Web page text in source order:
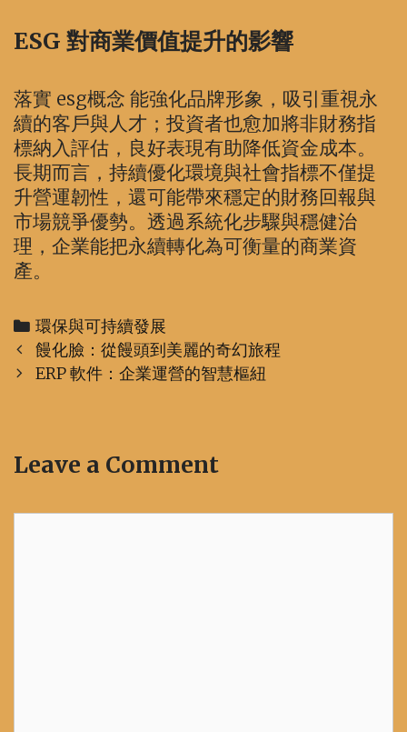
ESG 對商業價值提升的影響
落實 esg概念 能強化品牌形象，吸引重視永
續的客戶與人才；投資者也愈加將非財務指
標納入評估，良好表現有助降低資金成本。
長期而言，持續優化環境與社會指標不僅提
升營運韌性，還可能帶來穩定的財務回報與
市場競爭優勢。透過系統化步驟與穩健治
理，企業能把永續轉化為可衡量的商業資
產。
Categories
環保與可持續發展
Post
navigation
饅化臉：從饅頭到美麗的奇幻旅程
ERP 軟件：企業運營的智慧樞紐
Leave a Comment